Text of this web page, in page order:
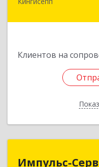
Клиентов на
Импульс-